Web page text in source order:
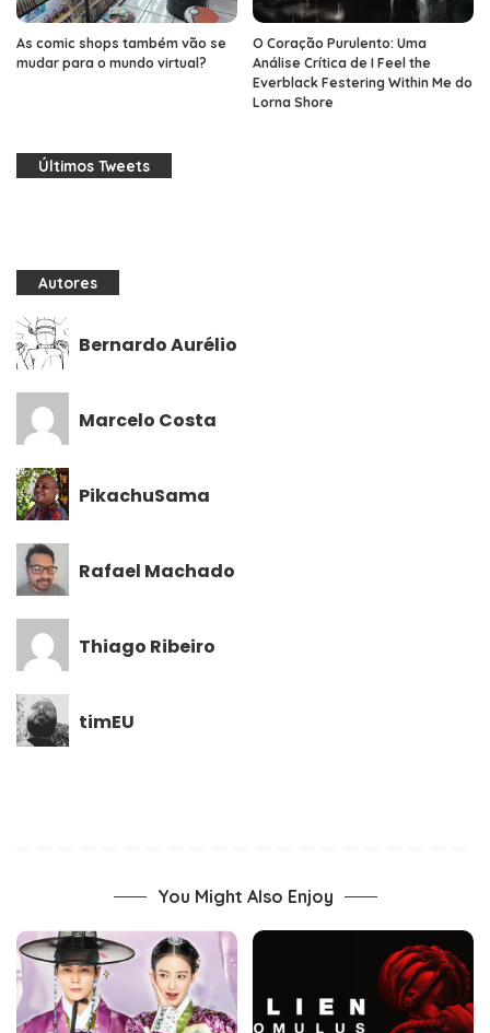
As comic shops também vão se
mudar para o mundo virtual?
O Coração Purulento: Uma
Análise Crítica de I Feel the
Everblack Festering Within Me do
Lorna Shore
Últimos Tweets
Autores
Bernardo Aurélio
Marcelo Costa
PikachuSama
Rafael Machado
Thiago Ribeiro
timEU
You Might Also Enjoy